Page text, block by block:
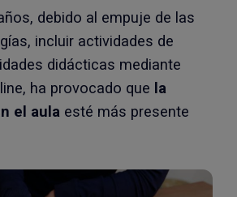
debido al empuje de las
incluir actividades de
didácticas mediante
ha provocado que la
el aula esté más presente